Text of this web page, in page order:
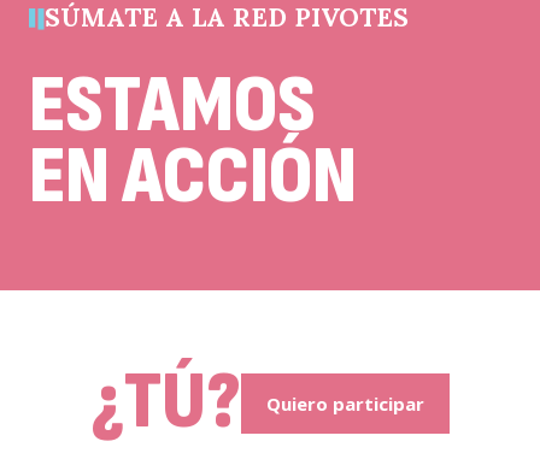
SÚMATE A LA RED PIVOTES
ESTAMOS
EN ACCIÓN
¿TÚ? Quiero participar